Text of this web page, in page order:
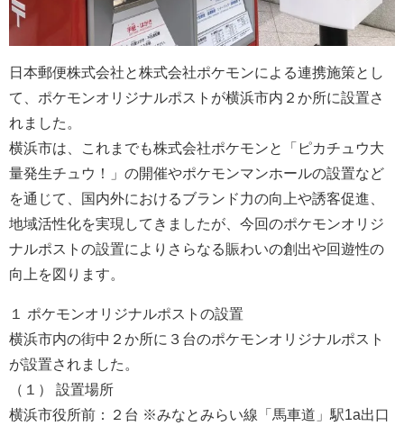
日本郵便株式会社と株式会社ポケモンによる連携施策とし
て、ポケモンオリジナルポストが横浜市内２か所に設置さ
れました。
横浜市は、これまでも株式会社ポケモンと「ピカチュウ大
量発生チュウ！」の開催やポケモンマンホールの設置など
を通じて、国内外におけるブランド力の向上や誘客促進、
地域活性化を実現してきましたが、今回のポケモンオリジ
ナルポストの設置によりさらなる賑わいの創出や回遊性の
向上を図ります。
１ ポケモンオリジナルポストの設置
横浜市内の街中２か所に３台のポケモンオリジナルポスト
が設置されました。
（１） 設置場所
横浜市役所前：２台 ※みなとみらい線「馬車道」駅1a出口